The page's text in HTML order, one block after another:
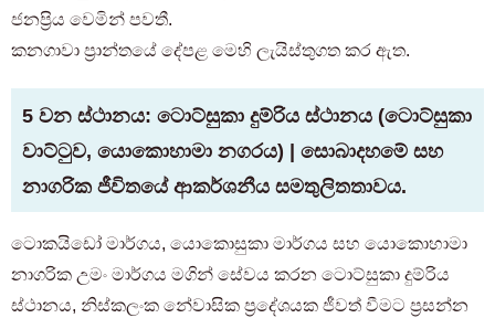
ජනප්‍රිය වෙමින් පවතී.
කනගාවා ප්‍රාන්තයේ දේපළ මෙහි ලැයිස්තුගත කර ඇත.
5 වන ස්ථානය: ටොට්සුකා දුම්රිය ස්ථානය (ටොට්සුකා
වාට්ටුව, යොකොහාමා නගරය) | සොබාදහමේ සහ
නාගරික ජීවිතයේ ආකර්ශනීය සමතුලිතතාවය.
ටොකයිඩෝ මාර්ගය, යොකොසුකා මාර්ගය සහ යොකොහාමා
නාගරික උමං මාර්ගය මගින් සේවය කරන ටොට්සුකා දුම්රිය
ස්ථානය, නිස්කලංක නේවාසික ප්‍රදේශයක ජීවත් වීමට ප්‍රසන්න